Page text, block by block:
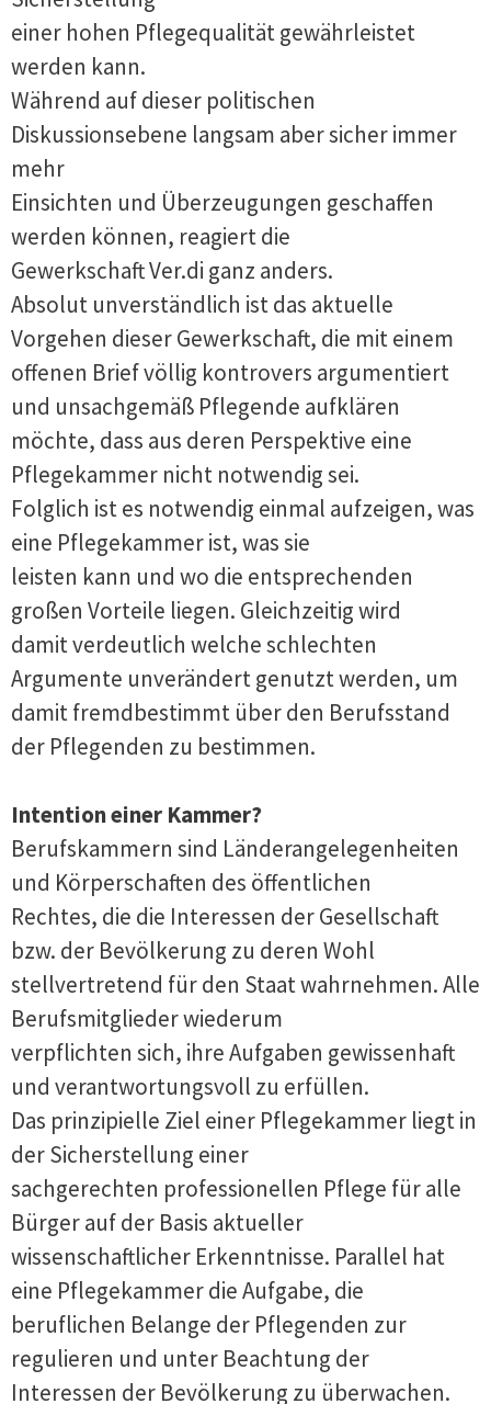
einer hohen Pflegequalität gewährleistet
werden kann.
Während auf dieser politischen
Diskussionsebene langsam aber sicher immer
mehr
Einsichten und Überzeugungen geschaffen
werden können, reagiert die
Gewerkschaft Ver.di ganz anders.
Absolut unverständlich ist das aktuelle
Vorgehen dieser Gewerkschaft, die mit einem
offenen Brief völlig kontrovers argumentiert
und unsachgemäß Pflegende aufklären
möchte, dass aus deren Perspektive eine
Pflegekammer nicht notwendig sei.
Folglich ist es notwendig einmal aufzeigen, was
eine Pflegekammer ist, was sie
leisten kann und wo die entsprechenden
großen Vorteile liegen. Gleichzeitig wird
damit verdeutlich welche schlechten
Argumente unverändert genutzt werden, um
damit fremdbestimmt über den Berufsstand
der Pflegenden zu bestimmen.
Intention einer Kammer?
Berufskammern sind Länderangelegenheiten
und Körperschaften des öffentlichen
Rechtes, die die Interessen der Gesellschaft
bzw. der Bevölkerung zu deren Wohl
stellvertretend für den Staat wahrnehmen. Alle
Berufsmitglieder wiederum
verpflichten sich, ihre Aufgaben gewissenhaft
und verantwortungsvoll zu erfüllen.
Das prinzipielle Ziel einer Pflegekammer liegt in
der Sicherstellung einer
sachgerechten professionellen Pflege für alle
Bürger auf der Basis aktueller
wissenschaftlicher Erkenntnisse. Parallel hat
eine Pflegekammer die Aufgabe, die
beruflichen Belange der Pflegenden zur
regulieren und unter Beachtung der
Interessen der Bevölkerung zu überwachen.